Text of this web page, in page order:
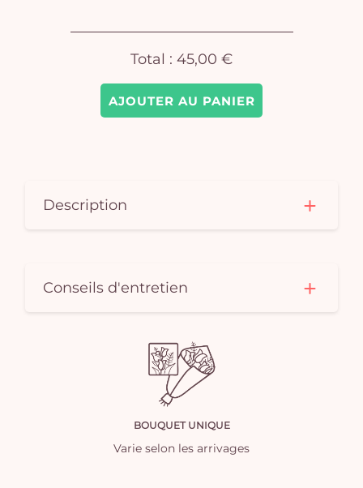
AJOUTER AU PANIER
Total : 45,00 €
Description
Conseils d'entretien
BOUQUET UNIQUE
Varie selon les arrivages